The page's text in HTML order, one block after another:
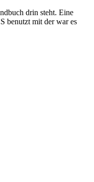
drin steht. Eine
benutzt mit der war es